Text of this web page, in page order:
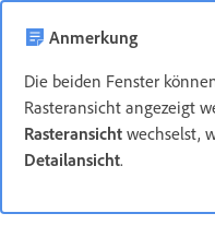
Anmerkung
Die beiden Fenster
Rasteransicht angezeigt
Rasteransicht wechselst,
Detailansicht.